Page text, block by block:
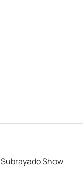
Subrayado Show